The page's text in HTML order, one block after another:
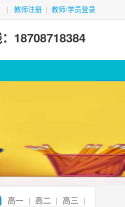
教师注册 教师/学员登录
18708718384
| 高一 | 高二 | 高三
|